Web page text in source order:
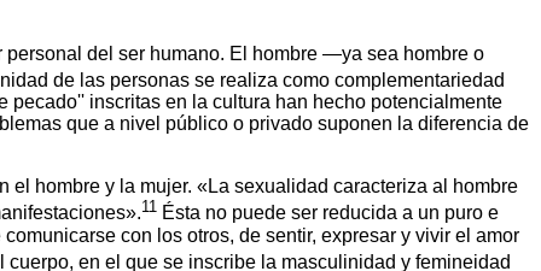
del ser humano. El hombre —ya sea hombre o
de las personas se realiza como complementariedad
pecado'' inscritas en la cultura han hecho potencialmente
que a nivel público o privado suponen la diferencia de
hombre y la mujer. «La sexualidad caracteriza al hombre
11 Ésta no puede ser reducida a un puro e
con los otros, de sentir, expresar y vivir el amor
en el que se inscribe la masculinidad y femineidad